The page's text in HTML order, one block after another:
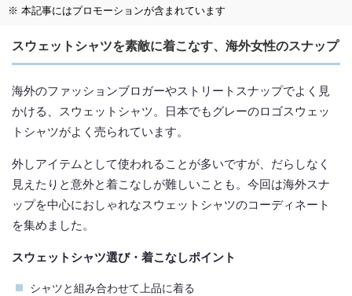
※ 本記事にはプロモーションが含まれています
スウェットシャツを素敵に着こなす、海外女性のスナップ
海外のファッションブロガーやストリートスナップでよく見
かける、スウェットシャツ。日本でもグレーのロゴスウェッ
トシャツがよく売られています。
外しアイテムとして使われることが多いですが、だらしなく
見えたりと意外と着こなしが難しいことも。今回は海外スナ
ップを中心におしゃれなスウェットシャツのコーディネート
を集めました。
スウェットシャツ選び・着こなしポイント
シャツと組み合わせて上品に着る